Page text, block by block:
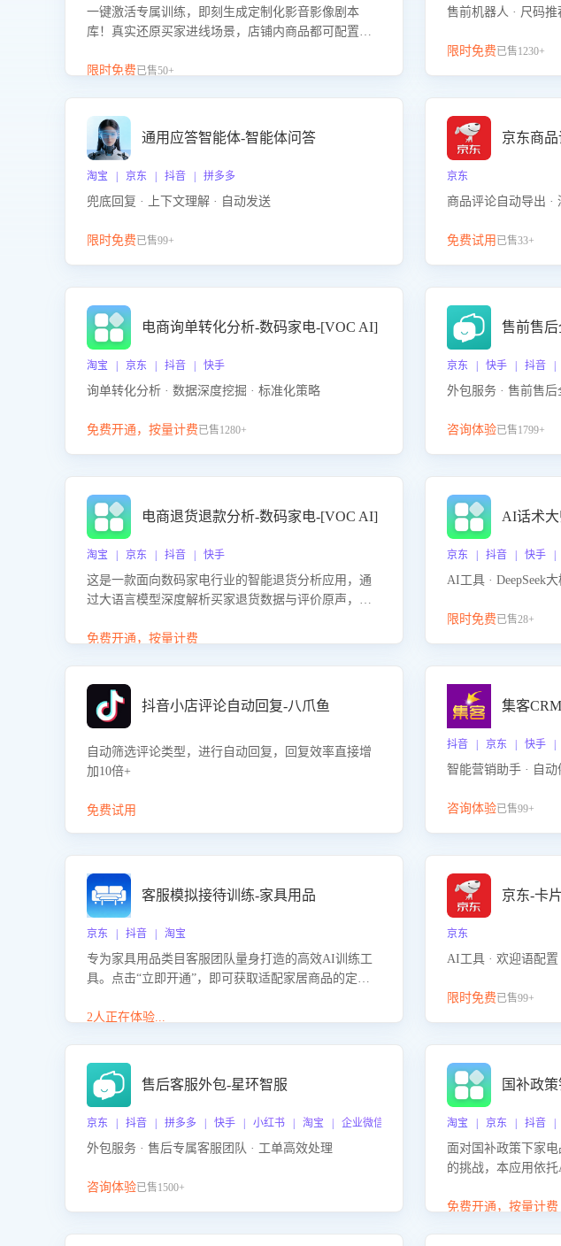
一键激活专属训练，即刻生成定制化影音影像剧本
库！真实还原买家进线场景，店铺内商品都可配置到
升客服售前转化率。点击 “立即开通”，快速获取影音
限时免费已售50+
售前机器人 · 尺码推
限时免费已售1230+
通用应答智能体-智能体问答
淘宝 | 京东 | 抖音 | 拼多多
兜底回复 · 上下文理解 · 自动发送
限时免费已售99+
京东商
京东
商品评论自动导出 ·
免费试用 已售33+
电商询单转化分析-数码家电-[VOC AI]
淘宝 | 京东 | 抖音 | 快手
询单转化分析 · 数据深度挖掘 · 标准化策略
免费开通，按量计费已售1280+
售前售
京东 | 快手 | 抖音 |
外包服务 · 售前售
咨询体验已售1799+
电商退货退款分析-数码家电-[VOC AI]
淘宝 | 京东 | 抖音 | 快手
这是一款面向数码家电行业的智能退货分析应用，通
过大语言模型深度解析买家退货数据与评价原声，精
因，并输出可落地的改进建议，通过挖掘用户痛点驱
免费开通，按量计费
AI话术
京东 | 抖音 | 快手 |
AI工具 · DeepSeek
限时免费已售28+
抖音小店评论自动回复-八爪鱼
自动筛选评论类型，进行自动回复，回复效率直接增
加10倍+
免费试用
集客
抖音 | 京东 | 快手 |
智能营销助手 · 自
咨询体验已售99+
客服模拟接待训练-家具用品
京东 | 抖音 | 淘宝
专为家具用品类目客服团队量身打造的高效AI训练工
具。点击“立即开通”，即可获取适配家居商品的定制
客服在家具用品功能、尺寸参数咨询等高频场景下的
2人正在体验...
京东
AI工具 · 欢迎语配置
限时免费已售99+
售后客服外包-星环智服
京东 | 抖音 | 拼多多 | 快手 | 小红书 | 淘宝 | 企业微信
外包服务 · 售后专属客服团队 · 工单高效处理
咨询体验已售1500+
国补政
淘宝 | 京东 | 抖音 |
面对国补政策下家
的挑战，本应用依
政策的关注焦点与购
免费开通，按量计费